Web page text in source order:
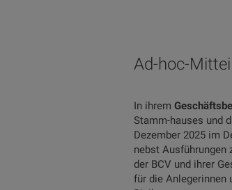
Ad-hoc-
In ihrem
Stamm-hauses und
Dezember 2025 im
nebst
der BCV und ihrer
für die Anlegerinnen